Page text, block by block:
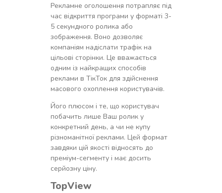
Рекламне оголошення потрапляє під
час відкриття програми у форматі 3-
5 секундного ролика або
зображення. Воно дозволяє
компаніям надіслати трафік на
цільові сторінки. Це вважається
одним із найкращих способів
реклами в ТікТок для здійснення
масового охоплення користувачів.
Його плюсом і те, що користувач
побачить лише Ваш ролик у
конкретний день, а чи не купу
різноманітної реклами. Цей формат
завдяки цій якості відносять до
преміум-сегменту і має досить
серйозну ціну.
TopView